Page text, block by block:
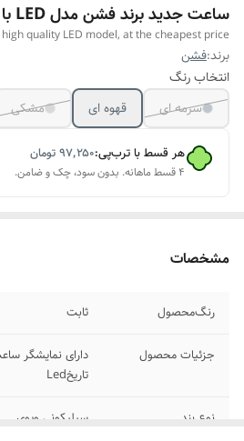
ساعت جدید برند فشن مدل LED با کیفیت بالا
quality LED model, at the cheapest price
برند:فشن
انتخاب رنگ
سرمه ای
قهوه ای مشکی
هر قسط با ترب‌پی:۹۷٬۲۵۰تومان
۴ قسط ماهانه. بدون سود، چک و ضامن.
مشخصات
رنگ‌محصول ثابت
جزئیات محصول
تاریخLed
نوع بند سیلیکونی وِیوی